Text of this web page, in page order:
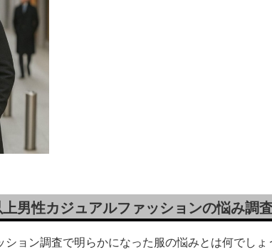
男性カジュアルファッションの悩み調
ョン調査で明らかになった服の悩みとは何でしょ